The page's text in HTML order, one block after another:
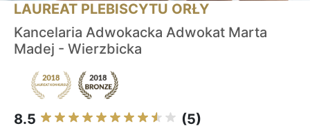
LAUREAT PLEBISCYTU ORŁY
Kancelaria Adwokacka Adwokat Marta
Madej - Wierzbicka
8.5 (5)